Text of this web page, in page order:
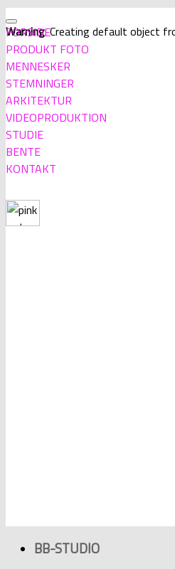
Warning: Creating default object
FORSIDE
PRODUKT FOTO
MENNESKER
STEMNINGER
ARKITEKTUR
VIDEOPRODUKTION
STUDIE
BENTE
KONTAKT
BB-STUDIO